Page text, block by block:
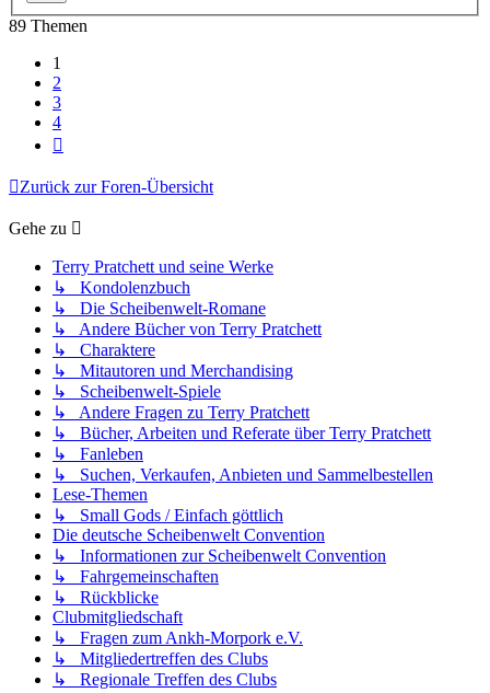
89 Themen
1
2
3
4
Zurück zur Foren-Übersicht
Gehe zu
Terry Pratchett und seine Werke
↳ Kondolenzbuch
↳ Die Scheibenwelt-Romane
↳ Andere Bücher von Terry Pratchett
↳ Charaktere
↳ Mitautoren und Merchandising
↳ Scheibenwelt-Spiele
↳ Andere Fragen zu Terry Pratchett
↳ Bücher, Arbeiten und Referate über Terry Pratchett
↳ Fanleben
↳ Suchen, Verkaufen, Anbieten und Sammelbestellen
Lese-Themen
↳ Small Gods / Einfach göttlich
Die deutsche Scheibenwelt Convention
↳ Informationen zur Scheibenwelt Convention
↳ Fahrgemeinschaften
↳ Rückblicke
Clubmitgliedschaft
↳ Fragen zum Ankh-Morpork e.V.
↳ Mitgliedertreffen des Clubs
↳ Regionale Treffen des Clubs